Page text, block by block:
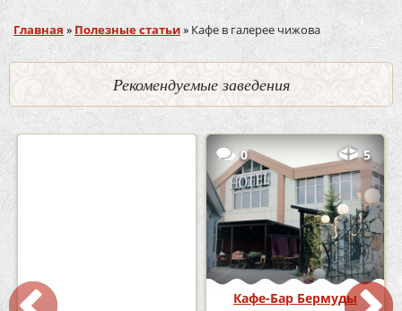
Вы здесь
Главная » Полезные статьи» Кафе в галерее чижова
Рекомендуемые заведения
Кафе «Шишка»
0 5
Кафе-Бар Бермуды